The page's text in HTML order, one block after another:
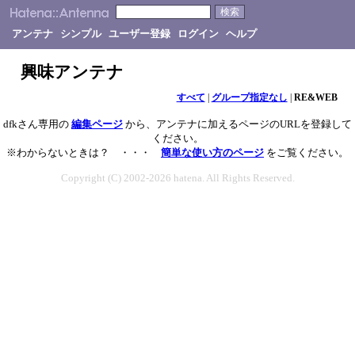
アンテナ シンプル ユーザー登録 ログイン ヘルプ
興味アンテナ
すべて | グループ指定なし | RE&WEB
dfkさん専用の 編集ページ から、アンテナに加えるページのURLを登録して
ください。
※わからないときは？ ・・・ 簡単な使い方のページ をご覧ください。
Copyright (C) 2002-2026 hatena. All Rights Reserved.